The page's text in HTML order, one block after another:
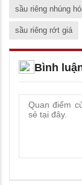
sầu riêng nhúng
sầu riêng rớt giá
Bình